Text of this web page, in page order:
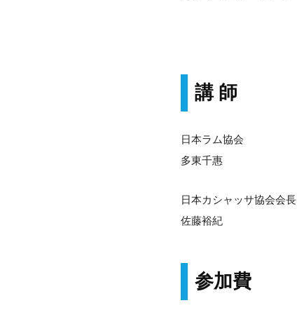
講 師
日本ラム協会
多東千惠
日本カシャッサ協会会長
佐藤裕紀
参加費